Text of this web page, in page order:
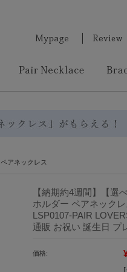
ペアネックレス
【納期約4週間】【選
ホルダー ペアネック
LSP0107-PAIR
通販 お祝い 誕生日 プ
価格: